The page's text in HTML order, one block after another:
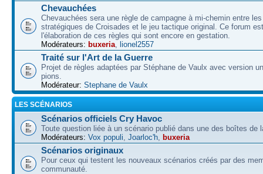
Chevauchées
Chevauchées sera une règle de campagne à mi-chemin entre
stratégiques de Croisades et le jeu tactique original. Ce forum
l'élaboration de ces règles qui sont encore en gestation.
Modérateurs: buxeria, lionel2557
Traité sur l'Art de la Guerre
Projet de règles adaptées par Stéphane de Vaulx avec version
pions.
Modérateur: Stephane de Vaulx
LES SCÉNARIOS
Scénarios officiels Cry Havoc
Toute question liée à un scénario publié dans une des boîtes de
Modérateurs: Vox populi, Joarloc'h, buxeria
Scénarios originaux
Pour ceux qui testent les nouveaux scénarios créés par des
communauté.